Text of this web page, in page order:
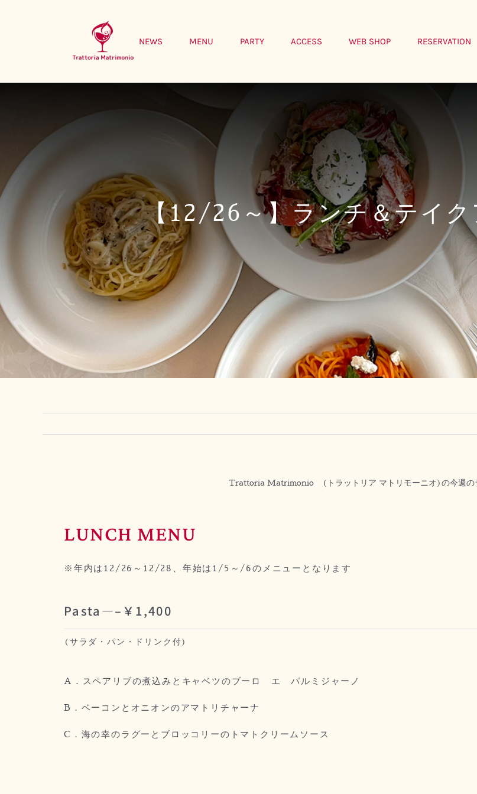
NEWS MENU PARTY ACCESS WEB SHOP RESERVATION
【12/26～】ランチ＆テイ
Trattoria Matrimonio (トラットリア マトリモーニオ)の今週の
LUNCH MENU
※年内は12/26～12/28、年始は1/5～/6のメニューとなります
Pasta—–￥1,400
(サラダ・パン・ドリンク付)
A．スペアリブの煮込みとキャベツのブーロ エ パルミジャーノ
B．ベーコンとオニオンのアマトリチャーナ
C．海の幸のラグーとブロッコリーのトマトクリームソース